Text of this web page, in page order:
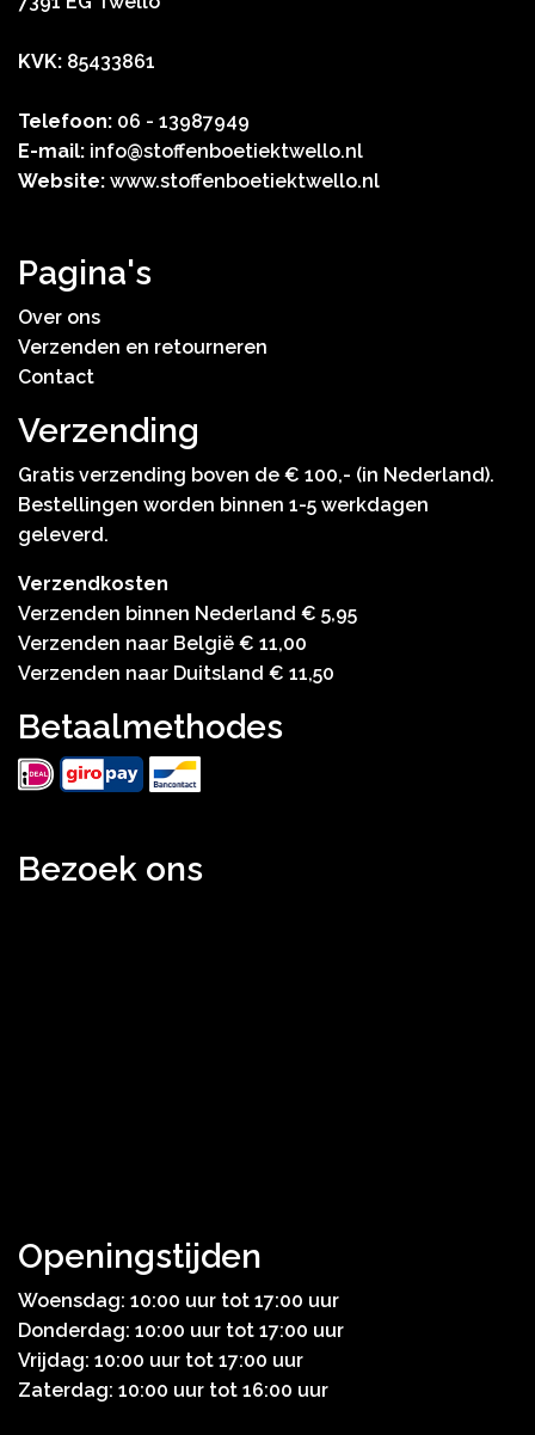
KVK: 85433861
Telefoon: 06 - 13987949
E-mail: info@stoffenboetiektwello.nl
Website: www.stoffenboetiektwello.nl
Pagina's
Over ons
Verzenden en retourneren
Contact
Verzending
Gratis verzending boven de € 100,- (in Nederland).
Bestellingen worden binnen 1-5 werkdagen
geleverd.
Verzendkosten
Verzenden binnen Nederland € 5,95
Verzenden naar België € 11,00
Verzenden naar Duitsland € 11,50
Betaalmethodes
Bezoek ons
Openingstijden
Woensdag: 10:00 uur tot 17:00 uur
Donderdag: 10:00 uur tot 17:00 uur
Vrijdag: 10:00 uur tot 17:00 uur
Zaterdag: 10:00 uur tot 16:00 uur